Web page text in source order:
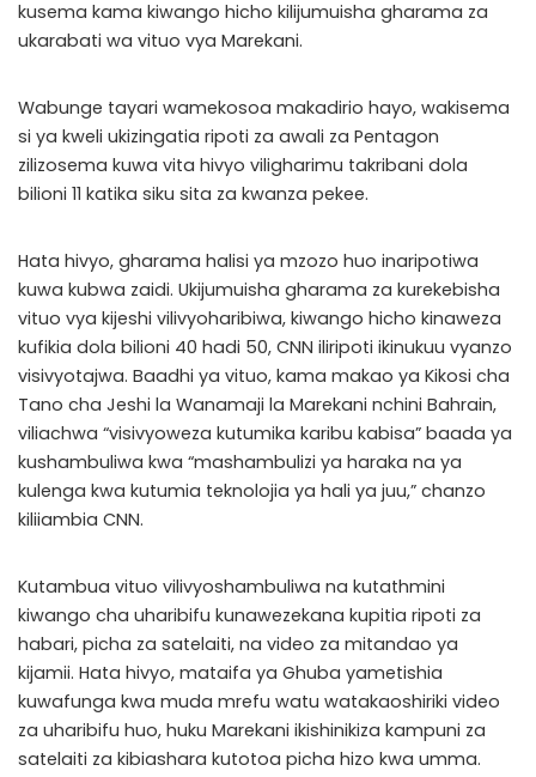
kusema kama kiwango hicho kilijumuisha gharama za
ukarabati wa vituo vya Marekani.
Wabunge tayari wamekosoa makadirio hayo, wakisema
si ya kweli ukizingatia ripoti za awali za Pentagon
zilizosema kuwa vita hivyo viligharimu takribani dola
bilioni 11 katika siku sita za kwanza pekee.
Hata hivyo, gharama halisi ya mzozo huo inaripotiwa
kuwa kubwa zaidi. Ukijumuisha gharama za kurekebisha
vituo vya kijeshi vilivyoharibiwa, kiwango hicho kinaweza
kufikia dola bilioni 40 hadi 50, CNN iliripoti ikinukuu vyanzo
visivyotajwa. Baadhi ya vituo, kama makao ya Kikosi cha
Tano cha Jeshi la Wanamaji la Marekani nchini Bahrain,
viliachwa “visivyoweza kutumika karibu kabisa” baada ya
kushambuliwa kwa “mashambulizi ya haraka na ya
kulenga kwa kutumia teknolojia ya hali ya juu,” chanzo
kiliiambia CNN.
Kutambua vituo vilivyoshambuliwa na kutathmini
kiwango cha uharibifu kunawezekana kupitia ripoti za
habari, picha za satelaiti, na video za mitandao ya
kijamii. Hata hivyo, mataifa ya Ghuba yametishia
kuwafunga kwa muda mrefu watu watakaoshiriki video
za uharibifu huo, huku Marekani ikishinikiza kampuni za
satelaiti za kibiashara kutotoa picha hizo kwa umma.